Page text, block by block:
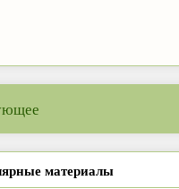
материалы